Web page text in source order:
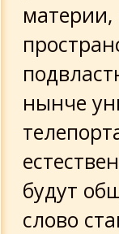
нынче
будут
слово